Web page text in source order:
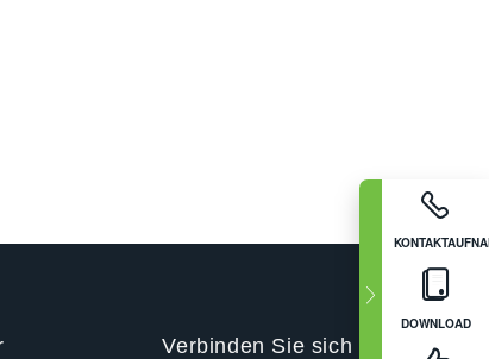
DOWNLOAD
Verbinden Sie sich mit uns